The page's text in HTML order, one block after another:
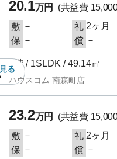
見る
20.1万円
(共益費
敷 － 礼 2ヶ月
保 － 償 －
4階 / 1SLDK / 49.14㎡
ハウスコム 南森町店
23.2万円
(共益費
敷 － 礼 2ヶ月
保 － 償 －